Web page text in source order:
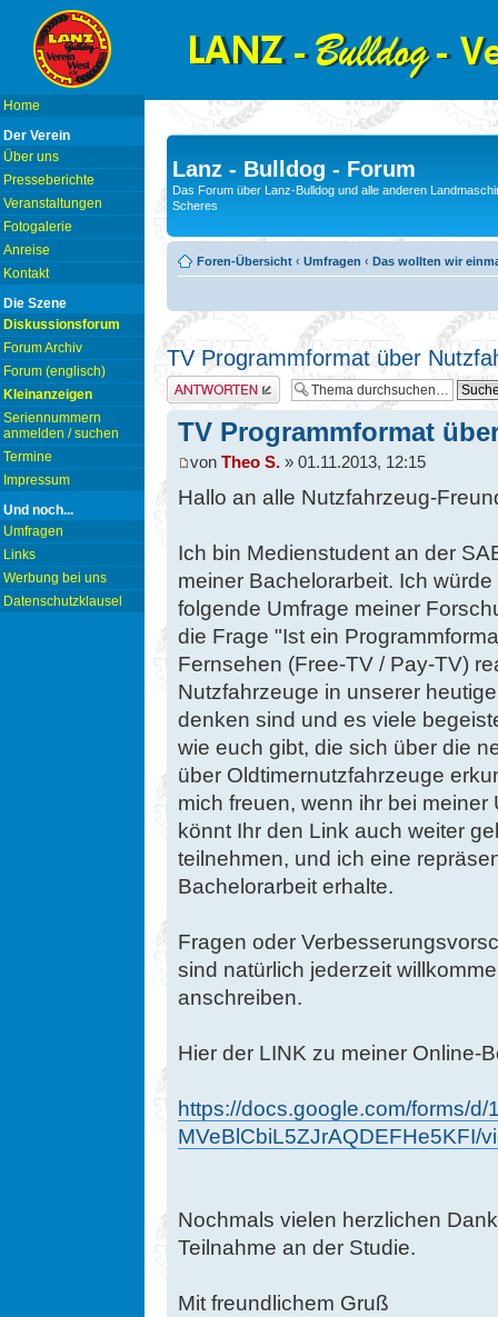
Home
Der Verein
Über uns
Presseberichte
Veranstaltungen
Fotogalerie
Anreise
Kontakt
Die Szene
Diskussionsforum
Forum Archiv
Forum (englisch)
Kleinanzeigen
Seriennummern
anmelden / suchen
Termine
Impressum
Und noch...
Umfragen
Links
Werbung bei uns
Datenschutzklausel
Lanz - Bulldog - Forum
Das Forum über Lanz-Bulldog und alle anderen
Scheres
Foren-Übersicht ‹ Umfragen ‹ Das wollten wir
TV Programmformat über
Antwort erstellen
TV Programmformat
von Theo S. » 01.11.2013, 12:15
Hallo an alle Nutzfahrzeug-
Ich bin Medienstudent an der
meiner Bachelorarbeit. Ich
folgende Umfrage meiner
die Frage "Ist ein
Fernsehen (Free-TV / Pay-TV)
Nutzfahrzeuge in unserer
denken sind und es viele
wie euch gibt, die sich über die
über Oldtimernutzfahrzeuge
mich freuen, wenn ihr bei
könnt Ihr den Link auch weiter
teilnehmen, und ich eine
Bachelorarbeit erhalte.
Fragen oder
sind natürlich jederzeit
anschreiben.
Hier der LINK zu meiner Online-
https://docs.google.com/forms/
MVeBlCbiL5ZJrAQDEFHe5KFI/
Nochmals vielen herzlichen
Teilnahme an der Studie.
Mit freundlichem Gruß